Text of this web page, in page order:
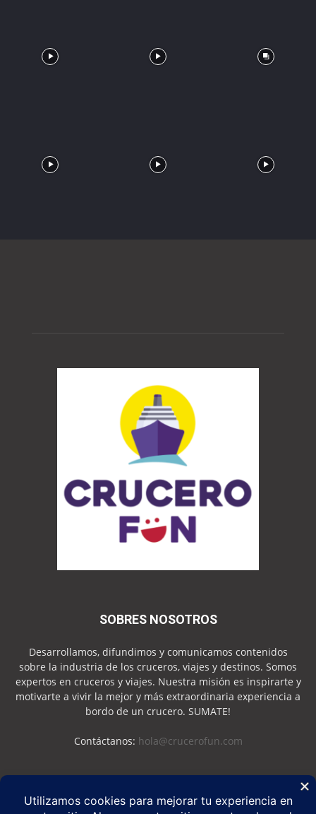
SOBRES NOSOTROS
Desarrollamos, difundimos y comunicamos contenidos
sobre la industria de los cruceros, viajes y destinos. Somos
expertos en cruceros y viajes. Nuestra misión es inspirarte y
motivarte a vivir la mejor y más extraordinaria experiencia a
bordo de un crucero. SUMATE!
Contáctanos: hola@crucerofun.com
SEGUINOS